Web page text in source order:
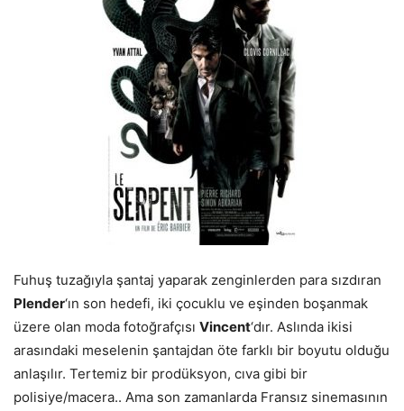
Fuhuş tuzağıyla şantaj yaparak zenginlerden para sızdıran
Plender‘ın son hedefi, iki çocuklu ve eşinden boşanmak
üzere olan moda fotoğrafçısı Vincent‘dır. Aslında ikisi
arasındaki meselenin şantajdan öte farklı bir boyutu olduğu
anlaşılır. Tertemiz bir prodüksyon, cıva gibi bir
polisiye/macera.. Ama son zamanlarda Fransız sinemasının